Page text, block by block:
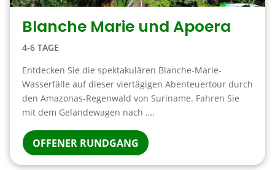
Blanche Marie und Apoera
4-6 TAGE
Entdecken Sie die spektakulären Blanche-Marie-
Wasserfälle auf dieser viertägigen Abenteuertour durch
den Amazonas-Regenwald von Suriname. Fahren Sie
mit dem Geländewagen nach ….
OFFENER RUNDGANG